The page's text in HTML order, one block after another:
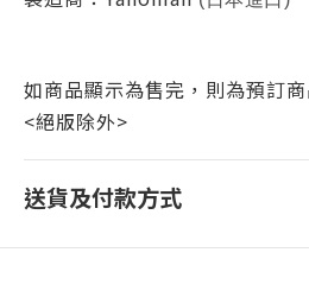
如商品顯示為售完，則為預訂
<絕版除外>
送貨及付款方式